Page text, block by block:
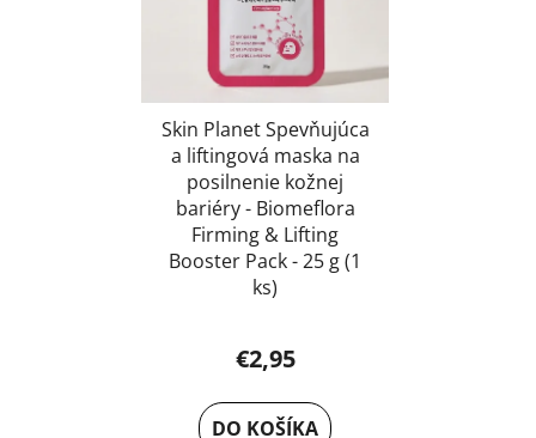
Skin Planet Spevňujúca
a liftingová maska na
posilnenie kožnej
bariéry - Biomeflora
Firming & Lifting
Booster Pack - 25 g (1
ks)
€2,95
DO KOŠÍKA